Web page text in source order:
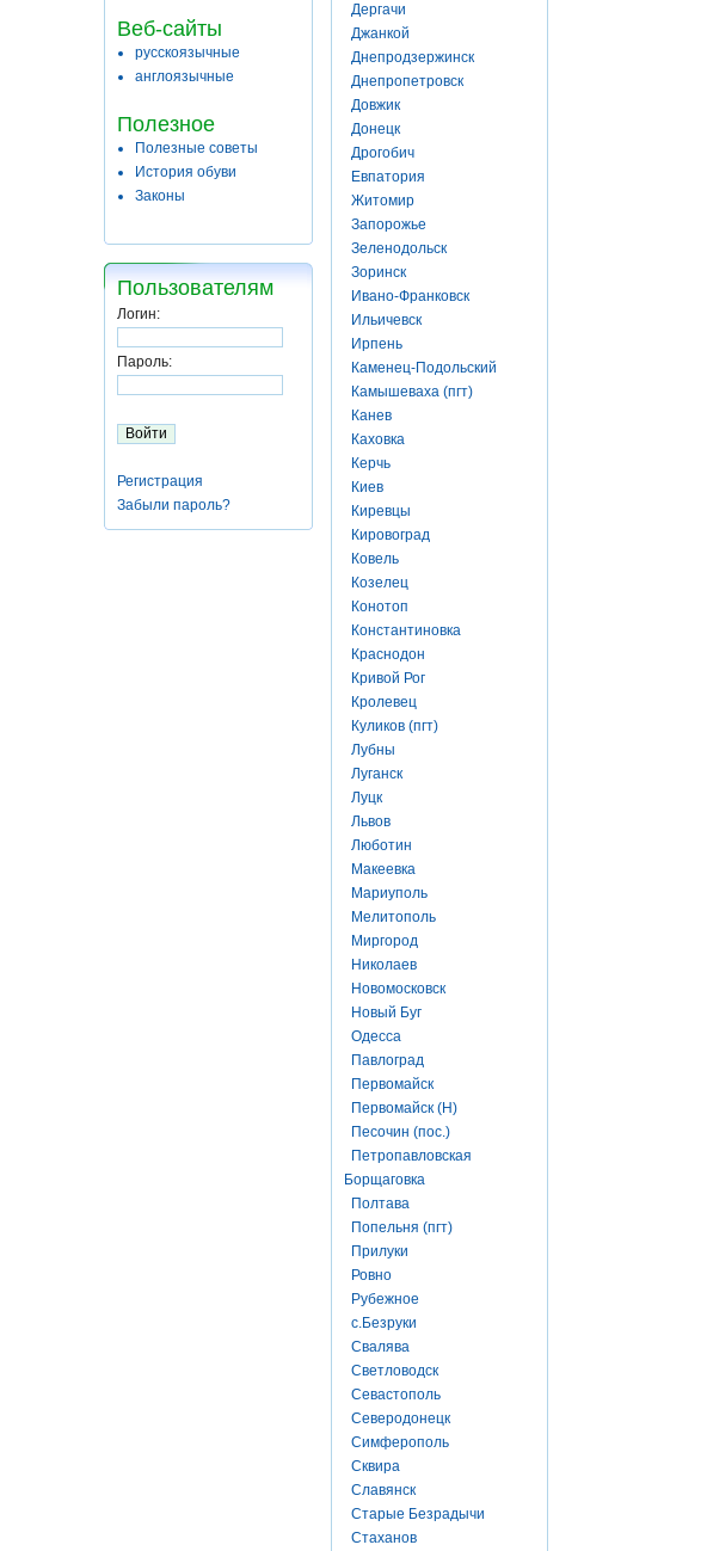
Веб-сайты
русскоязычные
англоязычные
Полезное
Полезные советы
История обуви
Законы
Пользователям
Логин:
Пароль:
Регистрация
Забыли пароль?
Дергачи
Джанкой
Днепродзержинск
Днепропетровск
Довжик
Донецк
Дрогобич
Евпатория
Житомир
Запорожье
Зеленодольск
Зоринск
Ивано-Франковск
Ильичевск
Ирпень
Каменец-Подольский
Камышеваха (пгт)
Канев
Каховка
Керчь
Киев
Киревцы
Кировоград
Ковель
Козелец
Конотоп
Константиновка
Краснодон
Кривой Рог
Кролевец
Куликов (пгт)
Лубны
Луганск
Луцк
Львов
Люботин
Макеевка
Мариуполь
Мелитополь
Миргород
Николаев
Новомосковск
Новый Буг
Одесса
Павлоград
Первомайск
Первомайск (Н)
Песочин (пос.)
Петропавловская
Борщаговка
Полтава
Попельня (пгт)
Прилуки
Ровно
Рубежное
с.Безруки
Свалява
Светловодск
Севастополь
Северодонецк
Симферополь
Сквира
Славянск
Старые Безрадычи
Стаханов